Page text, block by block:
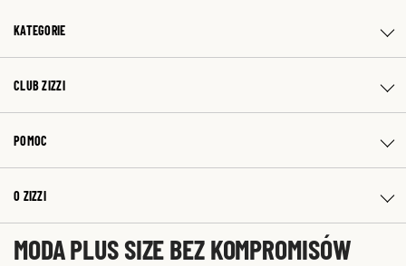
KATEGORIE
CLUB ZIZZI
POMOC
O ZIZZI
MODA PLUS SIZE BEZ KOMPROMISÓW